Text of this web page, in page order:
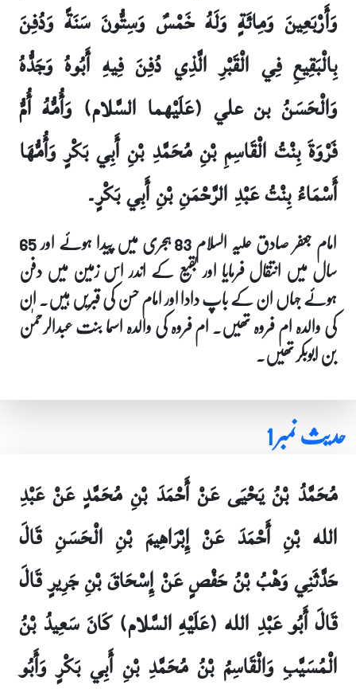
وَأَرْبَعِينَ وَمِائَةٍ وَلَهُ خَمْسٌ وَسِتُّونَ سَنَةً وَدُفِنَ
بِالْبَقِيعِ فِي الْقَبْرِ الَّذِي دُفِنَ فِيهِ أَبُوهُ وَجَدُّهُ
وَالْحَسَنُ بن علي (عَلَيْهما السَّلام) وَأُمُّهُ أُمُّ
فَرْوَةَ بِنْتُ الْقَاسِمِ بْنِ مُحَمَّدِ بْنِ أَبِي بَكْرٍ وَأُمُّهَا
أَسْمَاءُ بِنْتُ عَبْدِ الرَّحْمَنِ بْنِ أَبِي بَكْرٍ۔
امام جعفر صادق علیہ السلام 83 ہجری میں پیدا ہوئے اور 65
سال میں انتقال فرمایا اور بقیع کے اندر اس زمین میں دفن
ہوئے جہاں ان کے باپ دادا اور امام حسن کی قبریں ہیں۔ ان
کی والدہ ام فروہ تھیں۔ ام فروہ کی والدہ اسما بنت عبدالرحمٰن
بن ابوبکر تھیں۔
حدیث نمبر 1
مُحَمَّدُ بْنُ يَحْيَى عَنْ أَحْمَدَ بْنِ مُحَمَّدٍ عَنْ عَبْدِ
الله بْنِ أَحْمَدَ عَنْ إِبْرَاهِيمَ بْنِ الْحَسَنِ قَالَ
حَدَّثَنِي وَهْبُ بْنُ حَفْصٍ عَنْ إِسْحَاقَ بْنِ جَرِيرٍ قَالَ
قَالَ أَبُو عَبْدِ الله (عَلَيْهِ السَّلام) كَانَ سَعِيدُ بْنُ
الْمُسَيَّبِ وَالْقَاسِمُ بْنُ مُحَمَّدِ بْنِ أَبِي بَكْرٍ وَأَبُو